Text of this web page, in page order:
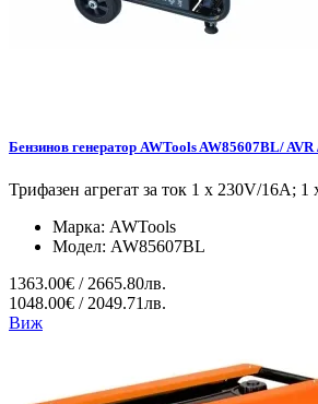
Бензинов генератор AWTools AW85607BL/
Трифазен агрегат за ток 1 x 230V/16A; 1
Марка: AWTools
Модел: AW85607BL
1363.00€ / 2665.80лв.
1048.00€ / 2049.71лв.
Виж